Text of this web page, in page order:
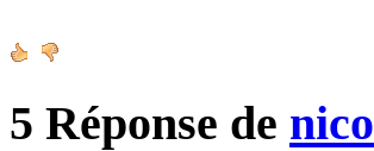
5 Réponse de nico